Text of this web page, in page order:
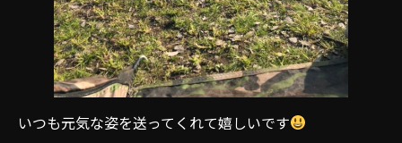
いつも元気な姿を送ってくれて嬉しいです